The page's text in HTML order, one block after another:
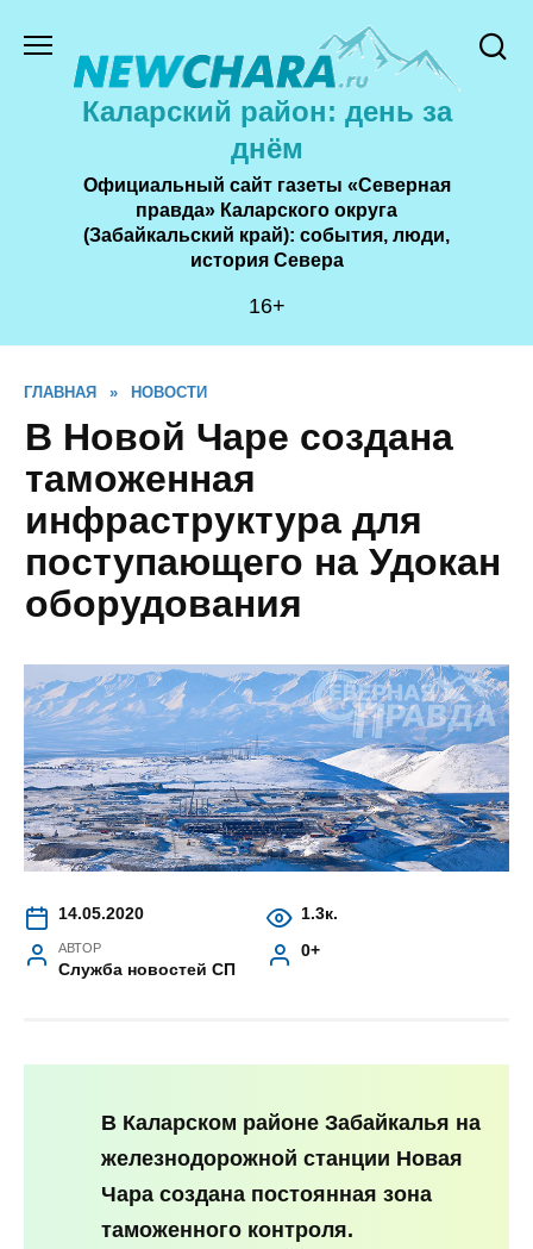
содержанию
Каларский район: день за
днём
Официальный сайт газеты «Северная
правда» Каларского округа
(Забайкальский край): события, люди,
история Cевера
16+
ГЛАВНАЯ » НОВОСТИ
В Новой Чаре создана
таможенная
инфраструктура для
поступающего на Удокан
оборудования
14.05.2020 1.3к.
АВТОР
Служба новостей СП
0+
В Каларском районе Забайкалья на
железнодорожной станции Новая
Чара создана постоянная зона
таможенного контроля.